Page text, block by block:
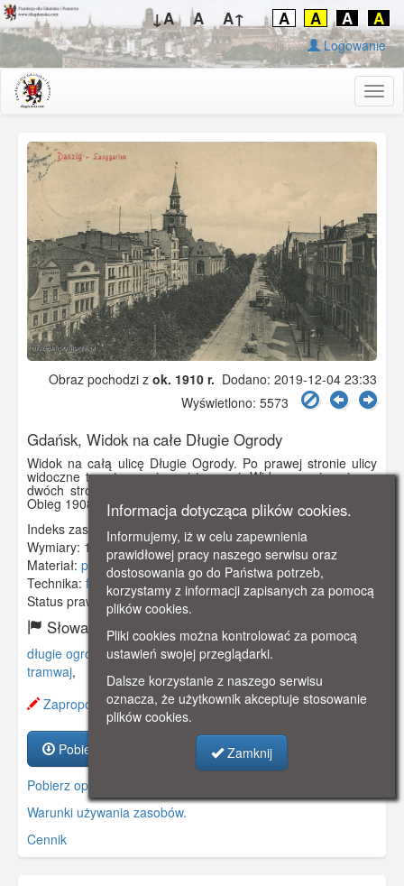
↓A A A↑ A A A A
Logowanie
Obraz pochodzi z ok. 1910 r. Dodano: 2019-12-04 23:33
Wyświetlono: 5573
Gdańsk, Widok na całe Długie Ogrody
Widok na całą ulicę Długie Ogrody. Po prawej stronie ulicy
widoczne tory tramwajowe i tramwaj. Widoczne pierzeje po
dwóch stronach ulicy, przez środek ulicy aleja z drzewami.
Obieg 1908 rok.
Indeks zasobu: GSP02642
Wymiary: 140 x 90 mm
Materiał: papier fotograficzny
Technika: fotografia czarno-biała
Status prawny:Użycie Niekomercyjne
Słowa kluczowe:
długie ogrody ,kościól, kościół św. barbary,
tramwaj,
Zaproponuj zmianę opisu.
Pobierz zasób
Pobierz opis
Warunki używania zasobów.
Cennik
Informacja dotycząca plików cookies.
Informujemy, iż w celu zapewnienia
prawidłowej pracy naszego serwisu oraz
dostosowania go do Państwa potrzeb,
korzystamy z informacji zapisanych za pomocą
plików cookies.
Pliki cookies można kontrolować za pomocą
ustawień swojej przeglądarki.
Dalsze korzystanie z naszego serwisu
oznacza, że użytkownik akceptuje stosowanie
plików cookies.
Zamknij